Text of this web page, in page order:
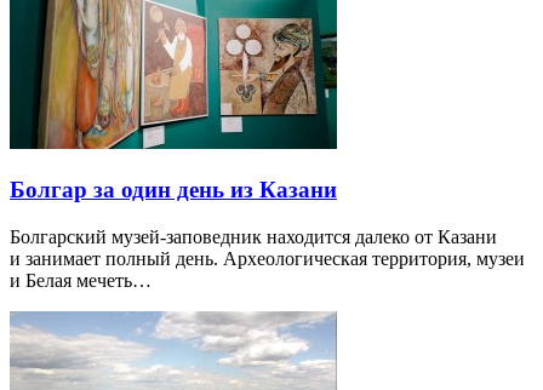
Болгар за один день из Казани
Болгарский музей-заповедник находится далеко от Казани
и занимает полный день. Археологическая территория, музеи
и Белая мечеть…